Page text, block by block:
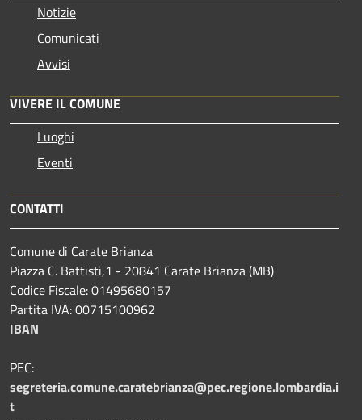
Notizie
Comunicati
Avvisi
VIVERE IL COMUNE
Luoghi
Eventi
CONTATTI
Comune di Carate Brianza
Piazza C. Battisti,1 - 20841 Carate Brianza (MB)
Codice Fiscale: 01495680157
Partita IVA: 00715100962
IBAN
PEC:
segreteria.comune.caratebrianza@pec.regione.lombardia.i
t